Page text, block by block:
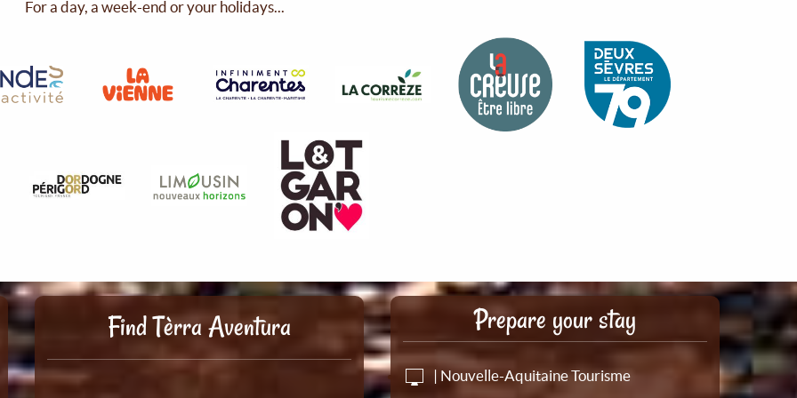
For a day, a week-end or your holidays...
Find Tèrra Aventura Prepare your stay
| Nouvelle-Aquitaine Tourisme